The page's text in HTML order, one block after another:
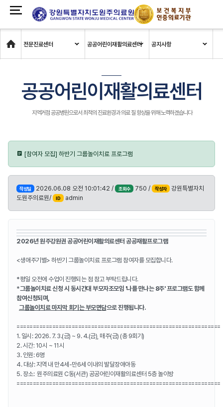
Home
전문진료센터 공공어린이재활의료센터 공지사항
공공어린이재활의료센터
지역거점 공공병원으로서 최적의 진료환경과 의료 질 향상을 위해 노력하겠습니다
[참여자 모집] 하반기 그룹놀이치료 프로그램
작성일 2026.06.08 오전 10:01:42 / 조회수 750 / 작성자
강원특별자치
도원주의료원/
ID admin
2026년 원주강원권 공공어린이재활의료센터 공공재활프로그램
<생애주기별> 하반기 그룹놀이치료 프로그램 참여자를 모집합니다.
*평일 오전에 수업이 진행되는 점 참고 부탁드립니다.
*그룹놀이치료 신청 시 동시간대 부모자조모임 '나를 만나는 8주' 프로그램도 함께
참여신청되며,
그룹놀이치료 마지막 회기는 부모면담으로 진행됩니다.
===============================================================
1. 일시: 2026. 7. 3.(금) ~ 9. 4.(금), 매주(금) (총 9회기)
2. 시간: 10시 ~ 11시
3. 인원: 6명
4. 대상: 지역 내 만4세-만6세 이내의 발달장애아동
5. 장소: 원주의료원 C동(서관) 공공어린이재활의료센터 5층 놀이방
===============================================================